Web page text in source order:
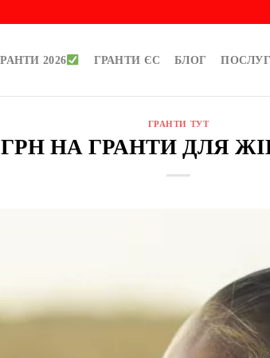
2026 ГРАНТИ ЄС БЛОГ
ГРАНТИ ТУТ
ГРН НА ГРАНТИ ДЛЯ